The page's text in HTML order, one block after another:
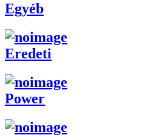
Egyéb
Eredeti
Power